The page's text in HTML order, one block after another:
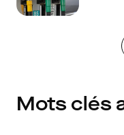
Mots clés